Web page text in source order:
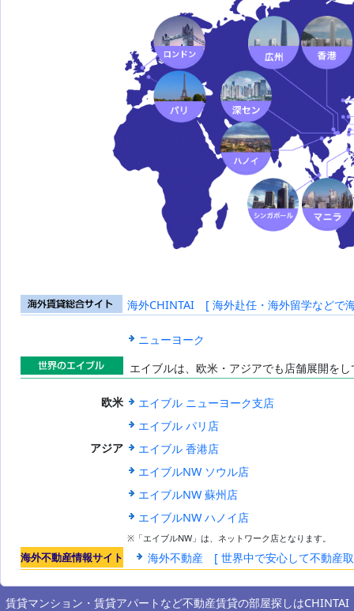
海外賃貸総合
海外CHINTAI [ 海外赴任・海外留学などで
ニューヨーク
エイブルは、欧米・アジアでも店舗展開を
欧米
エイブル ニューヨーク支店
エイブル パリ店
アジア
エイブル 香港店
エイブルNW ソウル店
エイブルNW 蘇州店
エイブルNW ハノイ店
※「エイブルNW」は、ネットワーク店となります。
海外不動産情報サイト 海外不動産 [ 世界中で安心して不動産
賃貸マンション・賃貸アパートなど不動産賃貸の部屋探しはCHINTAI